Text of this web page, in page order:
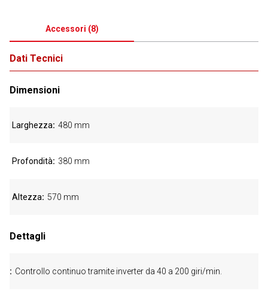
Accessori (8)
Dati Tecnici
Dimensioni
Larghezza 480 mm
Profondità 380 mm
Altezza 570 mm
Dettagli
Controllo continuo tramite inverter da 40 a 200 giri/min.